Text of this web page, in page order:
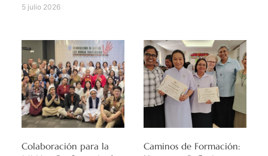
5 julio 2026
Colaboración para la
Caminos de Formación: